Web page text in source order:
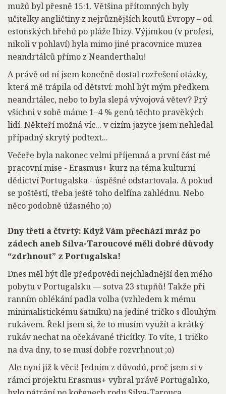
mužů byl přesně 15:1. Většina přítomných byly
učitelky angličtiny z nejrůznějších koutů Evropy – od
estonských břehů po pláže Ibizy. Výjimkou (v profesi,
nikoli v pohlaví) byla mimo jiné pracovnice muzea
neandrtálců přímo z Neanderthalu!
A právě od ní jsem konečně dostal rozřešení otázky,
která mě trápila od dětství: mohl být mým předkem
neandrtálec, nebo to byla slepá vývojová větev? Prý
všichni v sobě máme 1–4 % genů těchto pravěkých
lidí. Někteří možná víc... v cizím jazyce jsem nehledal
případný skrytý podtext...
Večeře byla nakonec velmi příjemná a první část mé
pracovní mise - Erasmus+ kurz na téma kulturní
dědictví Portugalska - úspěšné odstartovala. A pokud
se poštěstí, třeba ještě toho delfína zahlédnu. Nebo
něco podobně úžasného ;o)
Dny třetí a čtvrtý: Když Vám přechází mráz po
zádech aneb Silva-Taroucové měli dobré důvody
“zdrhnout” z Portugalska!
Dnes měl být dle předpovědi nejchladnější den mého
pobytu v Portugalsku — sotva 23 stupňů! Takže při
ranním oblékání padla volba (vzhledem k mému
minimalistickému šatníku) na jediné tričko s dlouhým
rukávem. Řekl jsem si, že to musím využít a krátký
rukáv nechat na očekávané třicítky. To víte, 1 tričko
na dva dny, to se musí dobře rozvrhnout ;o)
Ale nyní již k věci! Jedním z důvodů, proč jsem si v
rámci projektu Erasmus+ vybral právě Portugalsko,